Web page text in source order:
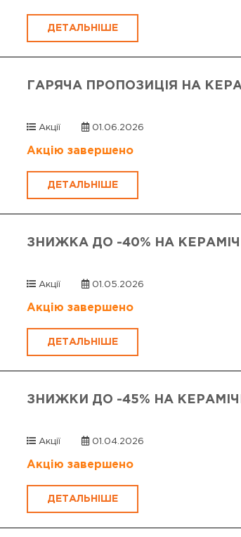
ДЕТАЛЬНІШЕ
ГАРЯЧА ПРОПОЗИЦІЯ НА
Акції 01.06.2026
Акцію завершено
ДЕТАЛЬНІШЕ
ЗНИЖКА ДО -40% НА
Акції 01.05.2026
Акцію завершено
ДЕТАЛЬНІШЕ
ЗНИЖКИ ДО -45% НА
Акції 01.04.2026
Акцію завершено
ДЕТАЛЬНІШЕ